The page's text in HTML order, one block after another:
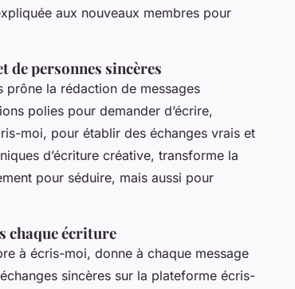
aux nouveaux membres pour
de personnes sincères
la rédaction de messages
polies pour demander d’écrire,
moi, pour établir des échanges vrais et
d’écriture créative, transforme la
pour séduire, mais aussi pour
chaque écriture
à écris-moi, donne à chaque message
sincères sur la plateforme écris-